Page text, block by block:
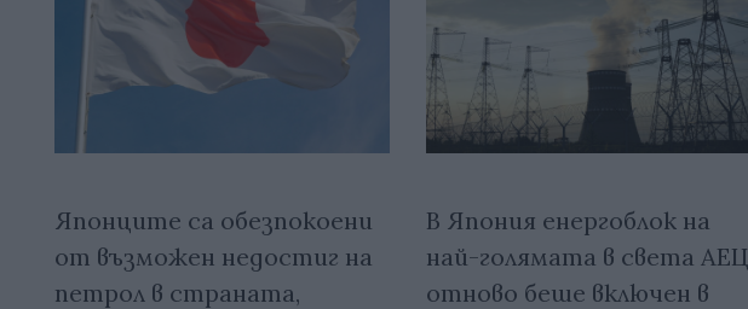
Японците са обезпокоени
от възможен недостиг на
петрол в страната,
В Япония енергоблок на
най-голямата в света АЕЦ
отново беше включен в